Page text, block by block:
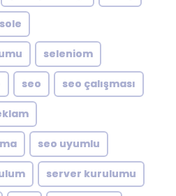
seleniom
seo seo çalışması
seo uyumlu
server kurulumu